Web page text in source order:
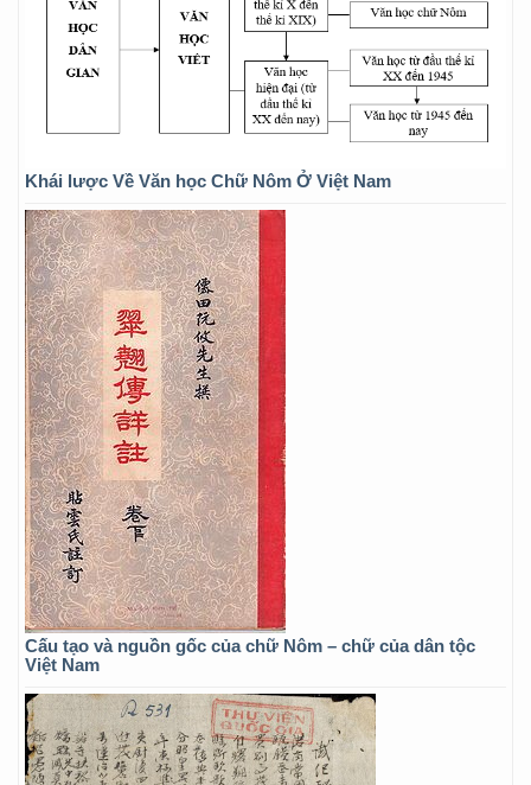
Khái lược Về Văn học Chữ Nôm Ở Việt Nam
Cấu tạo và nguồn gốc của chữ Nôm – chữ của dân tộc
Việt Nam